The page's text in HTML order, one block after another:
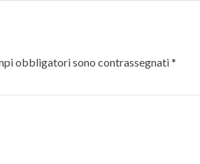
obbligatori sono contrassegnati*